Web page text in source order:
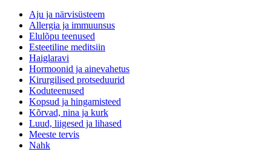
Aju ja närvisüsteem
Allergia ja immuunsus
Elulõpu teenused
Esteetiline meditsiin
Haiglaravi
Hormoonid ja ainevahetus
Kirurgilised protseduurid
Koduteenused
Kopsud ja hingamisteed
Kõrvad, nina ja kurk
Luud, liigesed ja lihased
Meeste tervis
Nahk